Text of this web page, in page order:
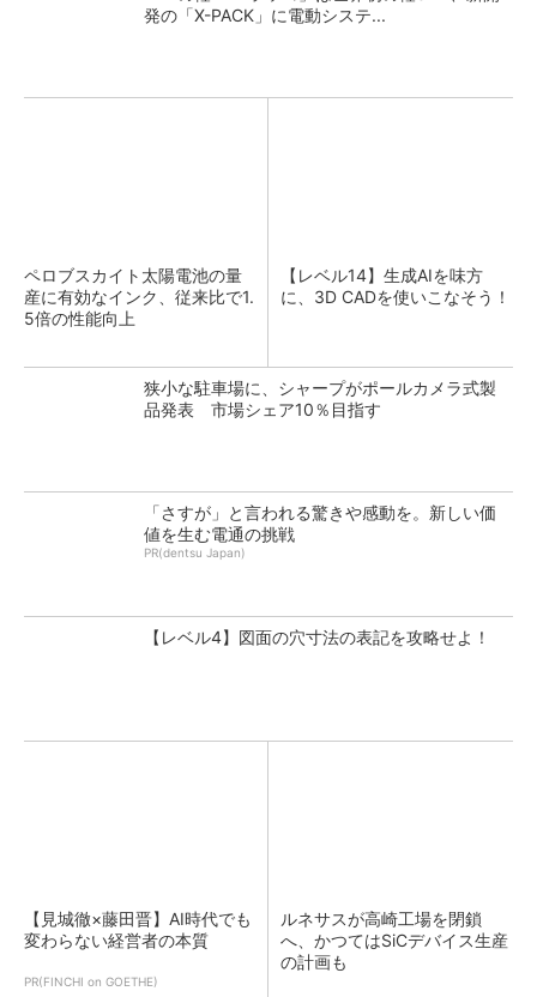
発の「X-PACK」に電動システ...
ペロブスカイト太陽電池の量
産に有効なインク、従来比で1.
5倍の性能向上
【レベル14】生成AIを味方
に、3D CADを使いこなそう！
狭小な駐車場に、シャープがポールカメラ式製
品発表 市場シェア10％目指す
「さすが」と言われる驚きや感動を。新しい価
値を生む電通の挑戦
PR(dentsu Japan)
【レベル4】図面の穴寸法の表記を攻略せよ！
【見城徹×藤田晋】AI時代でも
変わらない経営者の本質
PR(FINCHI on GOETHE)
ルネサスが高崎工場を閉鎖
へ、かつてはSiCデバイス生産
の計画も